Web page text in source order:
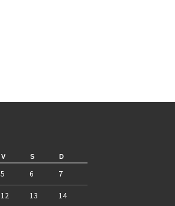
V S D
5 6 7
12 13 14